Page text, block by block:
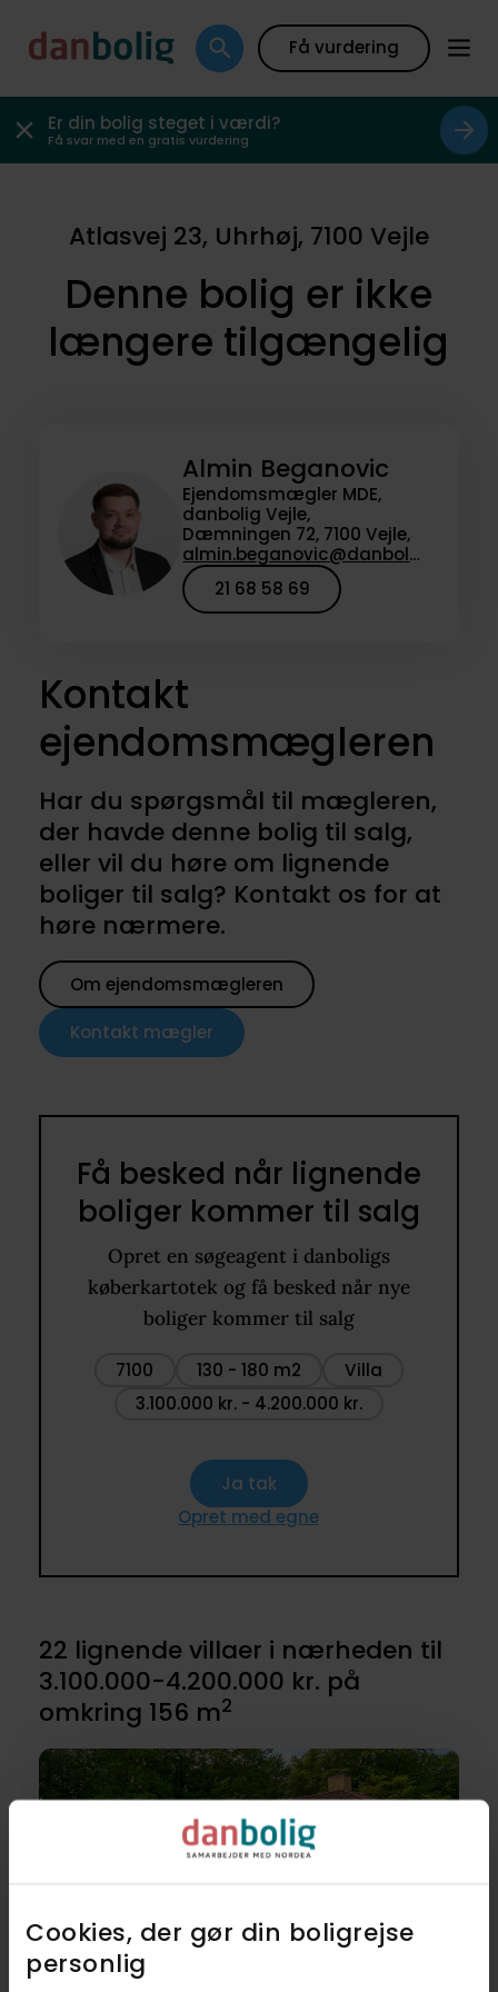
Cookies, der gør din boligrejse
personlig​
Få vurdering
Er din bolig steget i værdi?
Få svar med en gratis vurdering
Atlasvej 23, Uhrhøj, 7100 Vejle
Denne bolig er ikke
længere tilgængelig
Almin Beganovic
Ejendomsmægler MDE,
danbolig Vejle,
Dæmningen 72, 7100 Vejle,
almin.beganovic@danbolig.dk
21 68 58 69
Kontakt
ejendomsmægleren
Har du spørgsmål til mægleren,
der havde denne bolig til salg,
eller vil du høre om lignende
boliger til salg? Kontakt os for at
høre nærmere.
Om ejendomsmægleren
Kontakt mægler
Få besked når lignende
boliger kommer til salg
Opret en søgeagent i danboligs
køberkartotek og få besked når nye
boliger kommer til salg
7100 130 - 180 m2
Villa
3.100.000 kr. - 4.200.000 kr.
Ja tak
Opret med egne
22 lignende villaer i nærheden til
3.100.000-4.200.000 kr. på
omkring 156 m2